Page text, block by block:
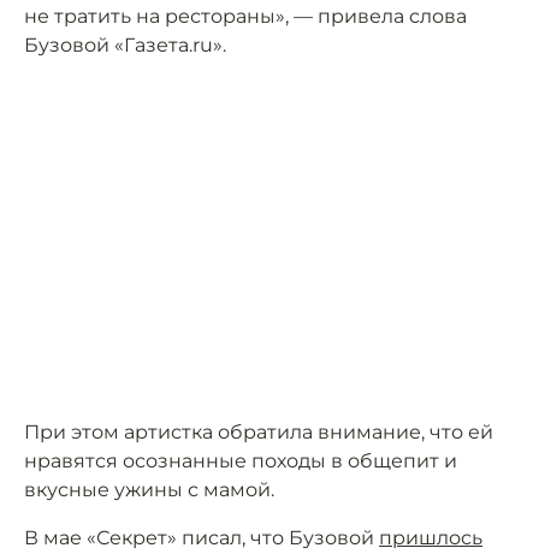
не тратить на рестораны», — привела слова
Бузовой «Газета.ru».
При этом артистка обратила внимание, что ей
нравятся осознанные походы в общепит и
вкусные ужины с мамой.
В мае «Секрет» писал, что Бузовой пришлось